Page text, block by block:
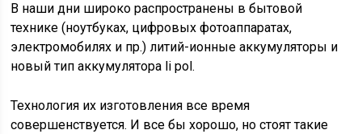
В наши дни широко распространены в бытовой
технике (ноутбуках, цифровых фотоаппаратах,
электромобилях и пр.) литий-ионные аккумуляторы и
новый тип аккумулятора li pol.
Технология их изготовления все время
совершенствуется. И все бы хорошо, но стоят такие